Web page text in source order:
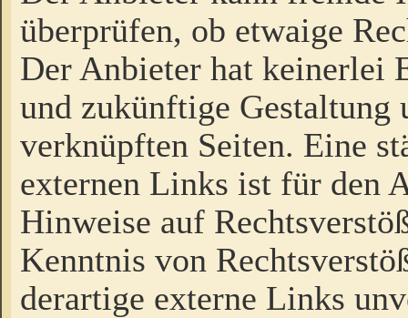
überprüfen, ob etwaige
Der Anbieter hat keinerlei
und zukünftige Gestaltung
verknüpften Seiten. Eine
externen Links ist für den
Hinweise auf
Kenntnis von
derartige externe Links